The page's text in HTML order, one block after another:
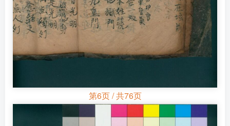
第6页 / 共76页